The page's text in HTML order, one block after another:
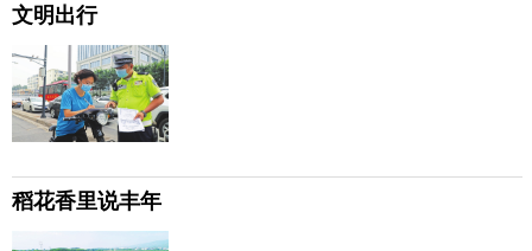
文明出行
稻花香里说丰年